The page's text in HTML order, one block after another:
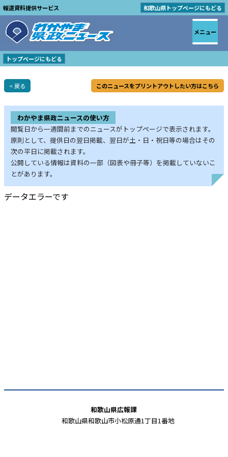
報道資料提供サービス 和歌山県トップページにもどる
トップページにもどる
< 戻る このニュースをプリントアウトしたい方はこちら
わかやま県政ニュースの使い方
閲覧日から一週間前までのニュースがトップページで表示されます。
原則として、提供日の翌日掲載、翌日が土・日・祝日等の場合はその
次の平日に掲載されます。
公開している情報は資料の一部（図表や冊子等）を掲載していないこ
とがあります。
データエラーです
メニュー
和歌山県広報課
和歌山県和歌山市小松原通1丁目1番地